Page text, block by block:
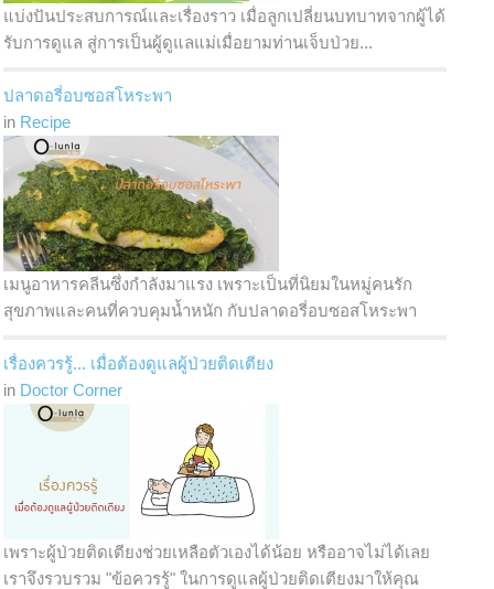
แบ่งปันประสบการณ์และเรื่องราว เมื่อลูกเปลี่ยนบทบาทจากผู้ได้
รับการดูแล สู่การเป็นผู้ดูแลแม่เมื่อยามท่านเจ็บป่วย...
ปลาดอรี่อบซอสโหระพา
in Recipe
เมนูอาหารคลีนซึ่งกำลังมาแรง เพราะเป็นที่นิยมในหมู่คนรัก
สุขภาพและคนที่ควบคุมน้ำหนัก กับปลาดอรี่อบซอสโหระพา
เรื่องควรรู้... เมื่อต้องดูแลผู้ป่วยติดเตียง
in Doctor Corner
เพราะผู้ป่วยติดเตียงช่วยเหลือตัวเองได้น้อย หรืออาจไม่ได้เลย
เราจึงรวบรวม "ข้อควรรู้" ในการดูแลผู้ป่วยติดเตียงมาให้คุณ